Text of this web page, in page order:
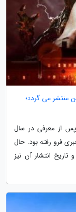
منتشر می گردد؛
بازی The House of the Dead: Remake پس از معرفی در سال
فرو رفته بود. حال
تاریخ انتشار آن نیز